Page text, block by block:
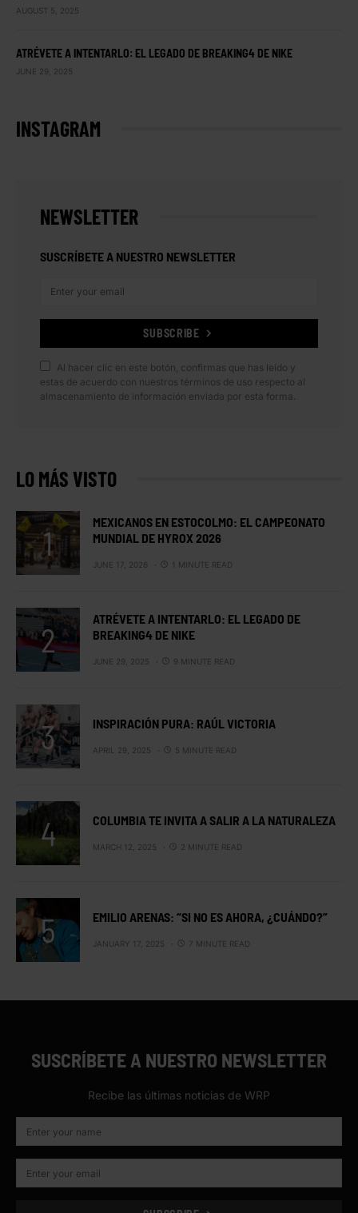
AUGUST 5, 2025
ATRÉVETE A INTENTARLO: EL LEGADO DE BREAKING4 DE NIKE
JUNE 29, 2025
INSTAGRAM
NEWSLETTER
SUSCRÍBETE A NUESTRO NEWSLETTER
SUBSCRIBE
Al hacer clic en este botón, confirmas que has leído y
estas de acuerdo con nuestros términos de uso respecto al
almacenamiento de información enviada por esta forma.
LO MÁS VISTO
MEXICANOS EN ESTOCOLMO: EL CAMPEONATO
MUNDIAL DE HYROX 2026
JUNE 17, 2026 1 MINUTE READ
ATRÉVETE A INTENTARLO: EL LEGADO DE
BREAKING4 DE NIKE
JUNE 29, 2025 9 MINUTE READ
INSPIRACIÓN PURA: RAÚL VICTORIA
APRIL 29, 2025 5 MINUTE READ
COLUMBIA TE INVITA A SALIR A LA NATURALEZA
MARCH 12, 2025 2 MINUTE READ
EMILIO ARENAS: “SI NO ES AHORA, ¿CUÁNDO?”
JANUARY 17, 2025 7 MINUTE READ
SUSCRÍBETE A NUESTRO NEWSLETTER
Recibe las últimas noticias de WRP